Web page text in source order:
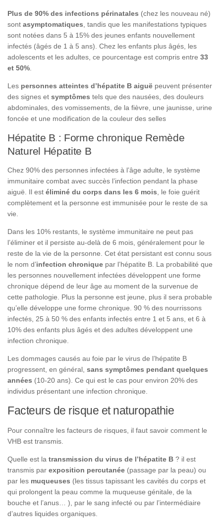
Plus de 90% des infections périnatales (chez les nouveau né)
sont asymptomatiques , tandis que les manifestations typiques
sont notées dans 5 à 15% des jeunes enfants nouvellement
infectés (âgés de 1 à 5 ans). Chez les enfants plus âgés, les
adolescents et les adultes, ce pourcentage est compris entre 33
et 50%
Les personnes atteintes d’hépatite B aiguë peuvent présenter
des signes et symptômes tels que des nausées, des douleurs
abdominales, des vomissements, de la fièvre, une jaunisse, urine
foncée et une modification de la couleur des selles
Hépatite B : Forme chronique Remède
Naturel Hépatite B
Chez 90% des personnes infectées à l’âge adulte, le système
immunitaire combat avec succès l’infection pendant la phase
aiguë. Il est éliminé du corps dans les 6 mois , le foie guérit
complètement et la personne est immunisée pour le reste de sa
vie.
Dans les 10% restants, le système immunitaire ne peut pas
l’éliminer et il persiste au-delà de 6 mois, généralement pour le
reste de la vie de la personne. Cet état persistant est connu sous
le nom d’infection chronique par l’hépatite B. La probabilité que
les personnes nouvellement infectées développent une forme
chronique dépend de leur âge au moment de la survenue de
cette pathologie. Plus la personne est jeune, plus il sera probable
qu’elle développe une forme chronique. 90 % des nourrissons
infectés, 25 à 50 % des enfants infectés entre 1 et 5 ans, et 6 à
10% des enfants plus âgés et des adultes développent une
infection chronique.
Les dommages causés au foie par le virus de l’hépatite B
progressent, en général, sans symptômes pendant quelques
années (10-20 ans). Ce qui est le cas pour environ 20% des
individus présentant une infection chronique.
Facteurs de risque et naturopathie
Pour connaître les facteurs de risques, il faut savoir comment le
VHB est transmis.
Quelle est la transmission du virus de l’hépatite B ? il est
transmis par exposition percutanée (passage par la peau) ou
par les muqueuses (les tissus tapissant les cavités du corps et
qui prolongent la peau comme la muqueuse génitale, de la
bouche et l’anus… ), par le sang infecté ou par l’intermédiaire
d’autres liquides organiques.